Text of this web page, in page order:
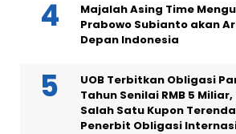
Majalah Asing Time
Prabowo Subianto akan
Depan Indonesia
UOB Terbitkan Obligasi
Tahun Senilai RMB 5
Salah Satu Kupon
Penerbit Obligasi